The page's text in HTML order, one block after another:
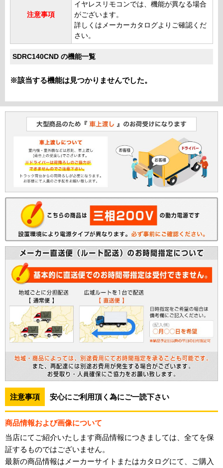
注意事項
イヤレスリモコンでは、機能が異なる場合
がございます。
詳しくはメーカーカタログよりご確認くだ
さい。
SDRC140CND の機能一覧
※該当する機能は見つかりませんでした。
注意事項 安心にご利用頂く為にご一読下さい
商品情報および画像について
当店にてご紹介いたします商品情報につきましては、全てを保
証するものではございません。
最新の商品情報はメーカーサイトまたはカタログにて、ご購入